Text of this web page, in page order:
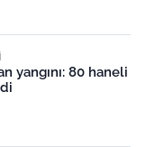
yangını: 80 haneli